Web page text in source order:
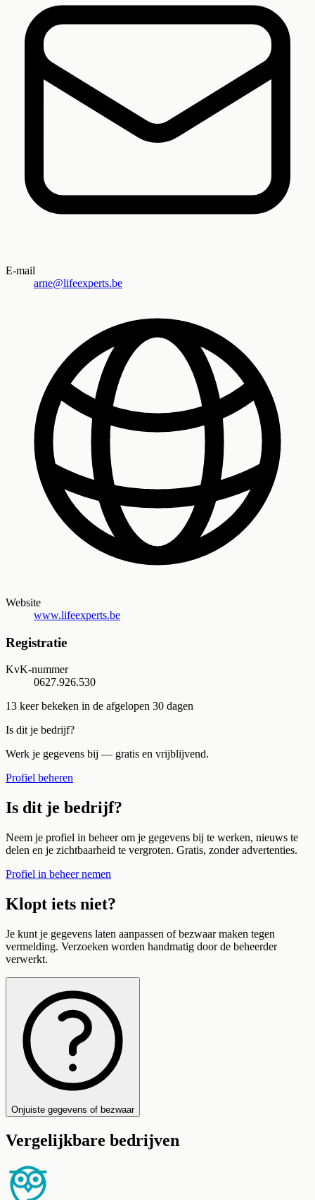
E-mail
arne@lifeexperts.be
Website
www.lifeexperts.be
Registratie
KvK-nummer
0627.926.530
13 keer bekeken in de afgelopen 30 dagen
Is dit je bedrijf?
Werk je gegevens bij — gratis en vrijblijvend.
Profiel beheren
Is dit je bedrijf?
Neem je profiel in beheer om je gegevens bij te werken, nieuws te
delen en je zichtbaarheid te vergroten. Gratis, zonder advertenties.
Profiel in beheer nemen
Klopt iets niet?
Je kunt je gegevens laten aanpassen of bezwaar maken tegen
vermelding. Verzoeken worden handmatig door de beheerder
verwerkt.
Onjuiste gegevens of bezwaar
Vergelijkbare bedrijven